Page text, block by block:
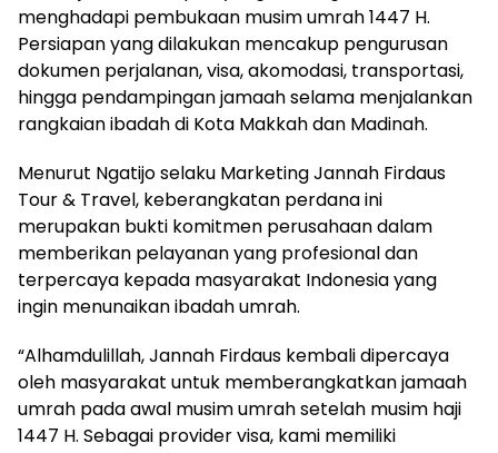
menghadapi pembukaan musim umrah 1447 H.
Persiapan yang dilakukan mencakup pengurusan
dokumen perjalanan, visa, akomodasi, transportasi,
hingga pendampingan jamaah selama menjalankan
rangkaian ibadah di Kota Makkah dan Madinah.
Menurut Ngatijo selaku Marketing Jannah Firdaus
Tour & Travel, keberangkatan perdana ini
merupakan bukti komitmen perusahaan dalam
memberikan pelayanan yang profesional dan
terpercaya kepada masyarakat Indonesia yang
ingin menunaikan ibadah umrah.
“Alhamdulillah, Jannah Firdaus kembali dipercaya
oleh masyarakat untuk memberangkatkan jamaah
umrah pada awal musim umrah setelah musim haji
1447 H. Sebagai provider visa, kami memiliki